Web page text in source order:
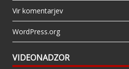
Vir komentarjev
WordPress.org
VIDEONADZOR